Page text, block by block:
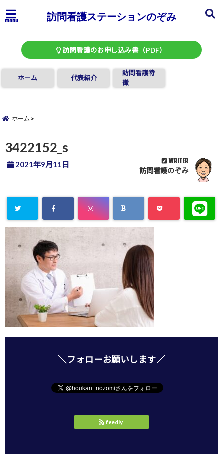
menu 訪問看護ステーションのぞみ
訪問看護のお申し込み書（PDF）
ホーム 代表紹介
訪問看護特
徴
ホーム
3422152_s
2021年9月11日 WRITER
訪問看護のぞみ
＼フォローお願いします／
feedly